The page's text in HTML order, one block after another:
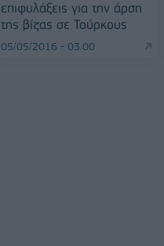
επιφυλάξεις για την άρση
της βίζας σε Τούρκους
05/05/2016 - 03:00